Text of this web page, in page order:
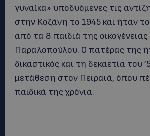
γυναίκα» υποδυόμενες τις
στην Κοζάνη το 1945 και ήταν το
από τα 8 παιδιά της οικογένειας
Παραλοπούλου. Ο πατέρας της
δικαστικός και τη δεκαετία του
μετάθεση στον Πειραιά, όπου
παιδικά της χρόνια.